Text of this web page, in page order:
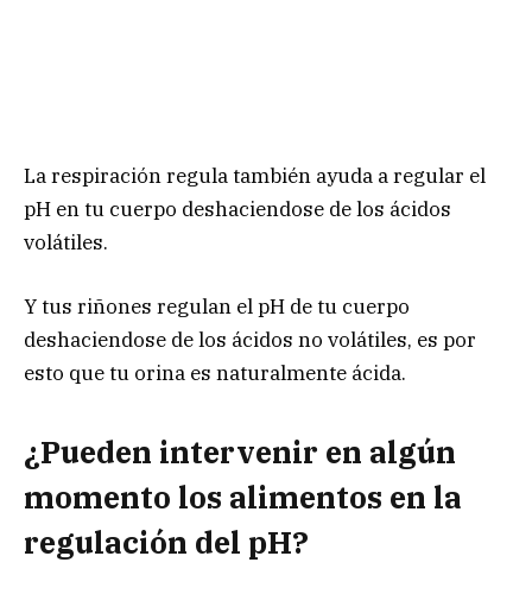
La respiración regula también ayuda a regular el
pH en tu cuerpo deshaciendose de los ácidos
volátiles.
Y tus riñones regulan el pH de tu cuerpo
deshaciendose de los ácidos no volátiles, es por
esto que tu orina es naturalmente ácida.
¿Pueden intervenir en algún
momento los alimentos en la
regulación del pH?